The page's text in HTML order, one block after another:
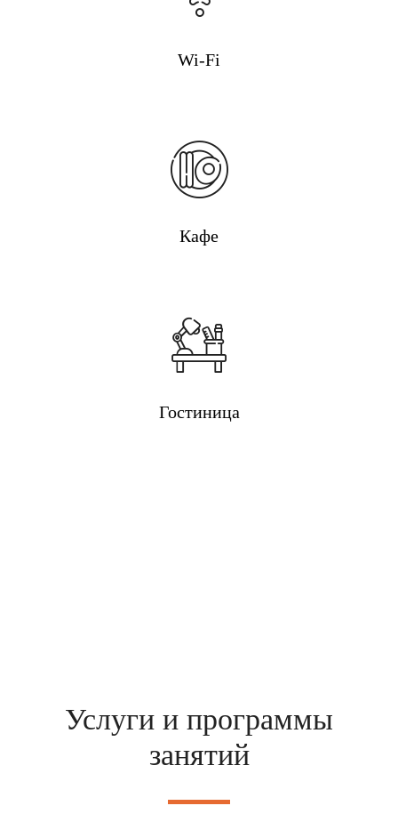
Wi-Fi
Кафе
Гостиница
Услуги и программы
занятий